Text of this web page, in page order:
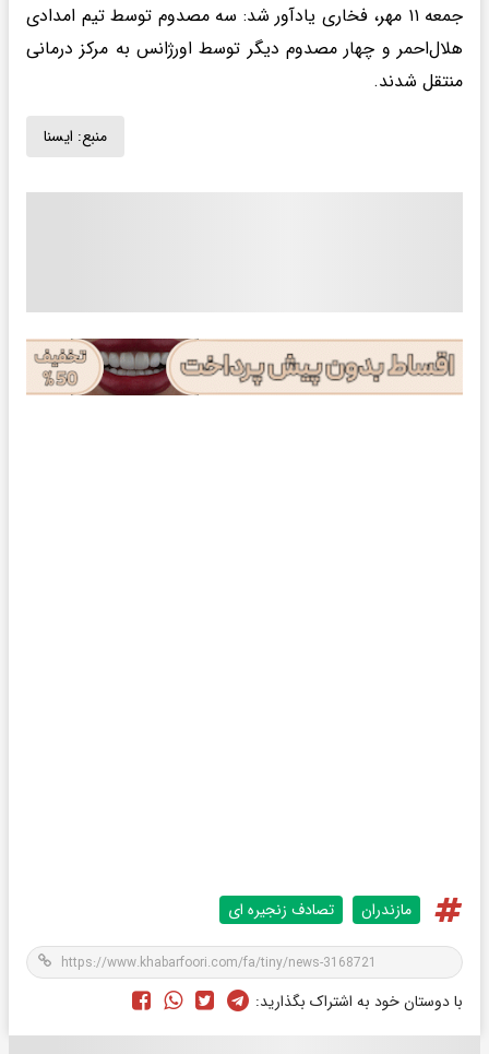
جمعه ۱۱ مهر، فخاری یادآور شد: سه مصدوم توسط تیم امدادی
هلال‌احمر و چهار مصدوم دیگر توسط اورژانس به مرکز درمانی
منتقل شدند.
منبع: ايسنا
مازندران تصادف زنجیره ای
با دوستان خود به اشتراک بگذارید: